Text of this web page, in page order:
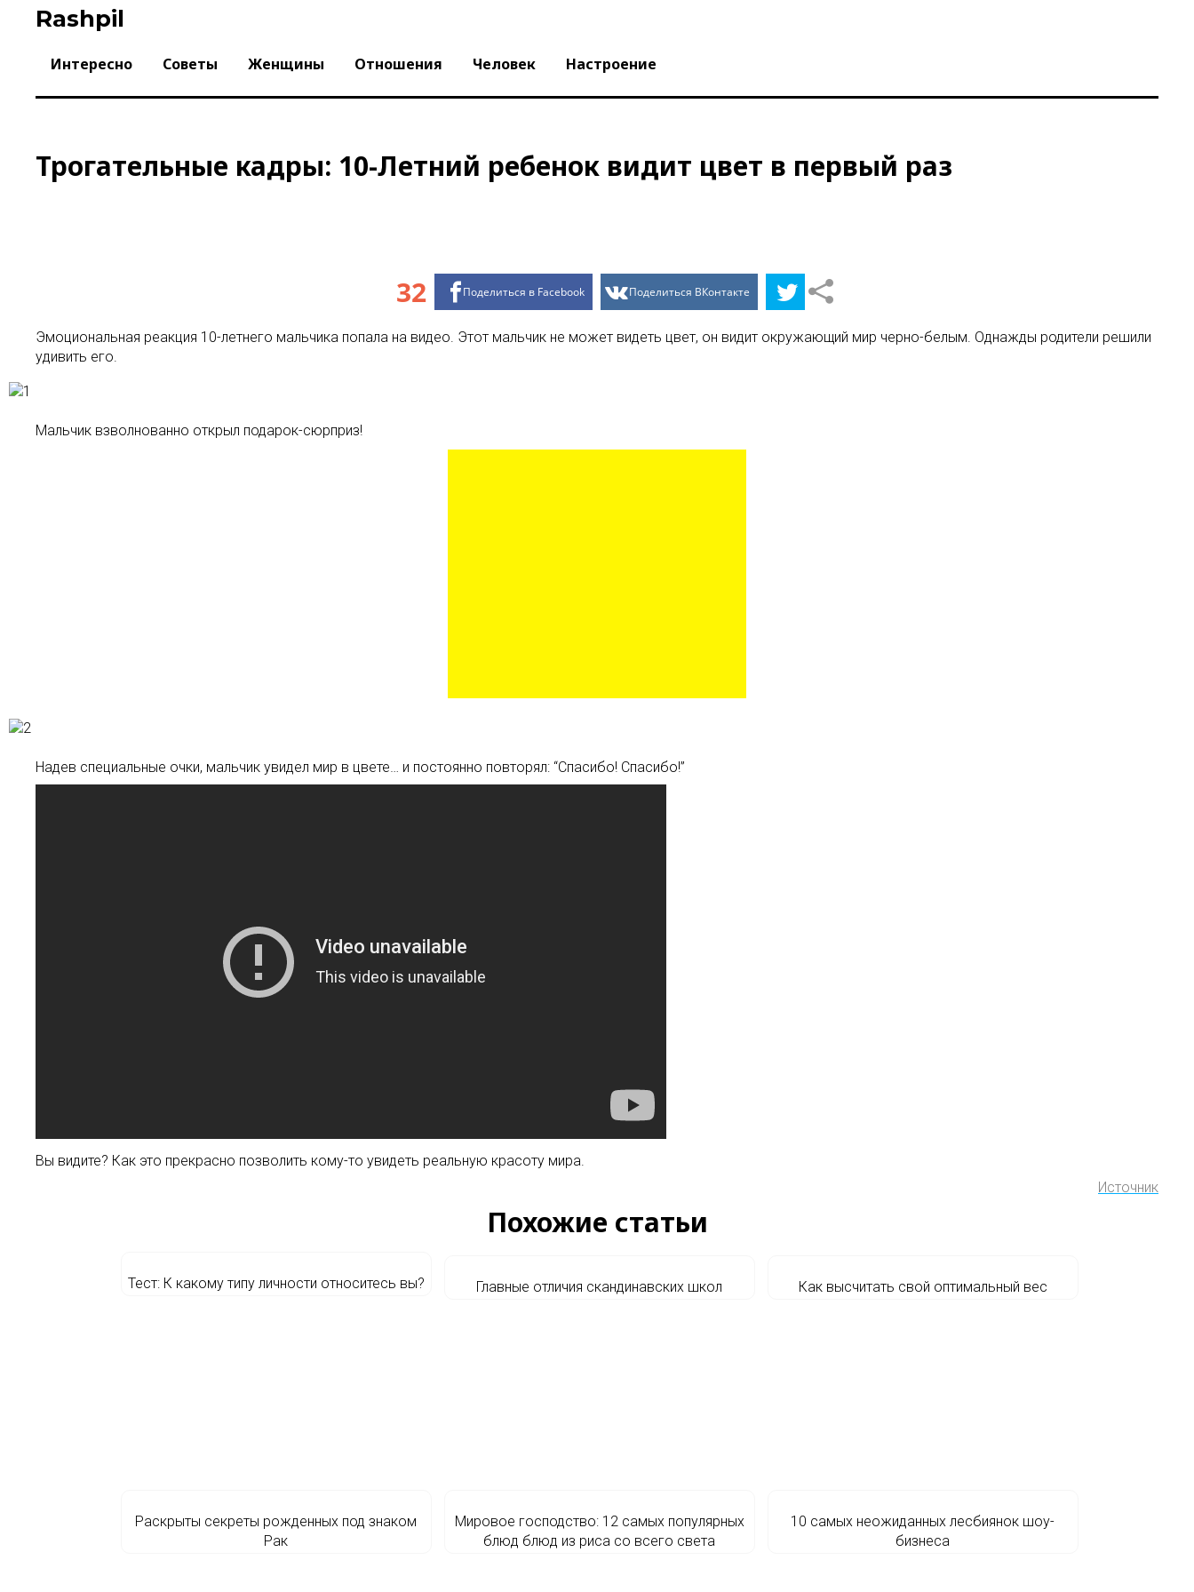
Rashpil
Интересно Советы Женщины Отношения Человек Настроение
Трогательные кадры: 10-Летний ребенок видит цвет в первый раз
32 Поделиться в Facebook Поделиться ВКонтакте
Эмоциональная реакция 10-летнего мальчика попала на видео. Этот мальчик не может видеть цвет, он видит окружающий мир черно-белым. Однажды родители решили
удивить его.
Мальчик взволнованно открыл подарок-сюрприз!
Надев специальные очки, мальчик увидел мир в цвете… и постоянно повторял: “Спасибо! Спасибо!”
Вы видите? Как это прекрасно позволить кому-то увидеть реальную красоту мира.
Источник
Похожие статьи
Тест: К какому типу личности относитесь вы? Главные отличия скандинавских школ Как высчитать свой оптимальный вес
Раскрыты секреты рожденных под знаком
Рак
Мировое господство: 12 самых популярных
блюд блюд из риса со всего света
10 самых неожиданных лесбиянок шоу-
бизнеса